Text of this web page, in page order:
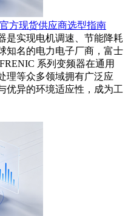
方现货供应商选型指南
是实现电机调速、节能降耗
知名的电力电子厂商，富士
系列变频器在通用
理等众多领域拥有广泛应
优异的环境适应性，成为工